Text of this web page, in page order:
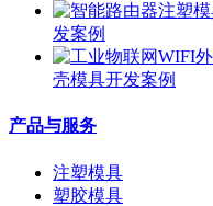
发案例
壳模具开发案例
产品与服务
注塑模具
塑胶模具